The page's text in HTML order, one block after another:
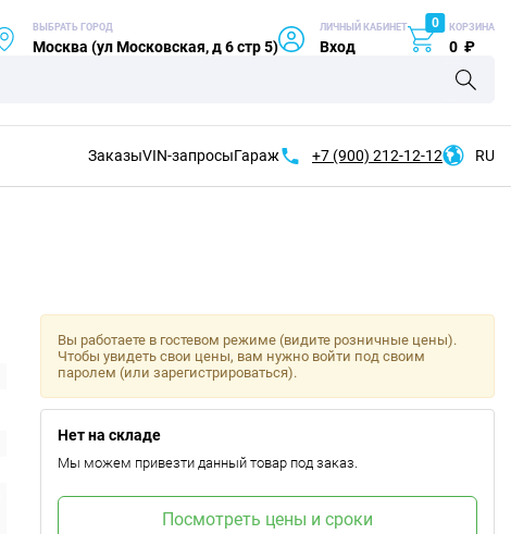
ВЫБРАТЬ ГОРОД
Москва (ул Московская, д 6 стр 5)
ЛИЧНЫЙ КАБИНЕТ
Вход
0 КОРЗИНА
0 ₽
ЗаказыVIN-запросыГараж +7 (900) 212-12-12 RU
Вы работаете в гостевом режиме (видите розничные цены).
Чтобы увидеть свои цены, вам нужно войти под своим
паролем (или зарегистрироваться).
Нет на складе
Мы можем привезти данный товар под заказ.
Посмотреть цены и сроки